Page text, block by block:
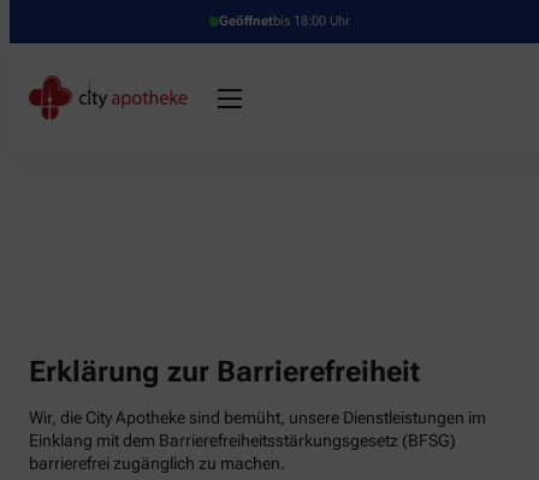
Geöffnetbis 18:00 Uhr
Erklärung zur Barrierefreiheit
Wir, die City Apotheke sind bemüht, unsere Dienstleistungen im
Einklang mit dem Barrierefreiheitsstärkungsgesetz (BFSG)
barrierefrei zugänglich zu machen.